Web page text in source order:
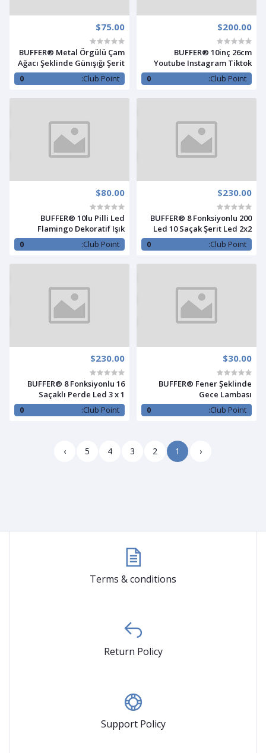
$200.00
BUFFER® 10inç 26cm
Youtube Instagram Tiktok
Selfie Stüdyo Video Fotoğraf
Ring Light Tripod Led Hal
Club Point:
0
$75.00
BUFFER® Metal Örgülü Çam
Ağacı Şeklinde Günışığı Şerit
Led Işık Zinciri
Club Point:
0
$230.00
BUFFER® 8 Fonksiyonlu 200
Led 10 Saçak Şerit Led 2x2
Perde İp Led (Gün Işığı)
Club Point:
0
$80.00
BUFFER® 10lu Pilli Led
Flamingo Dekoratif Işık
Zinciri Aydınlatma 1,5 Mt
Club Point:
0
$30.00
BUFFER® Fener Şeklinde
Gece Lambası
Club Point:
0
$230.00
BUFFER® 8 Fonksiyonlu 16
Saçaklı Perde Led 3 x 1
(Günışığı)
Club Point:
0
‹
1
2
3
4
5
›
Terms & conditions
Return Policy
Support Policy